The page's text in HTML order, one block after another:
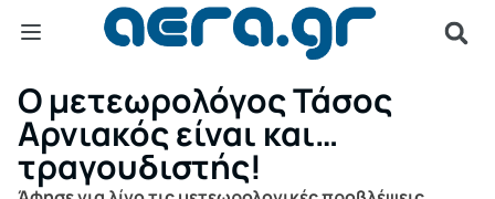
Ο μετεωρολόγος Τάσος
Αρνιακός είναι και…
τραγουδιστής!